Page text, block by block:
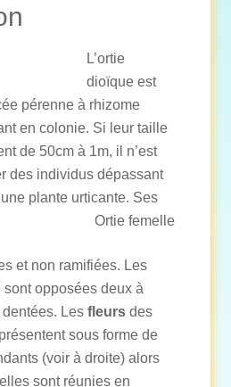
L’ortie
dioïque est
pérenne à rhizome
en colonie. Si leur taille
de 50cm à 1m, il n’est
des individus dépassant
une plante urticante. Ses
et non ramifiées. Les
sont opposées deux à
dentées. Lesfleurs des
sous forme de
(voir à droite) alors
sont réunies en